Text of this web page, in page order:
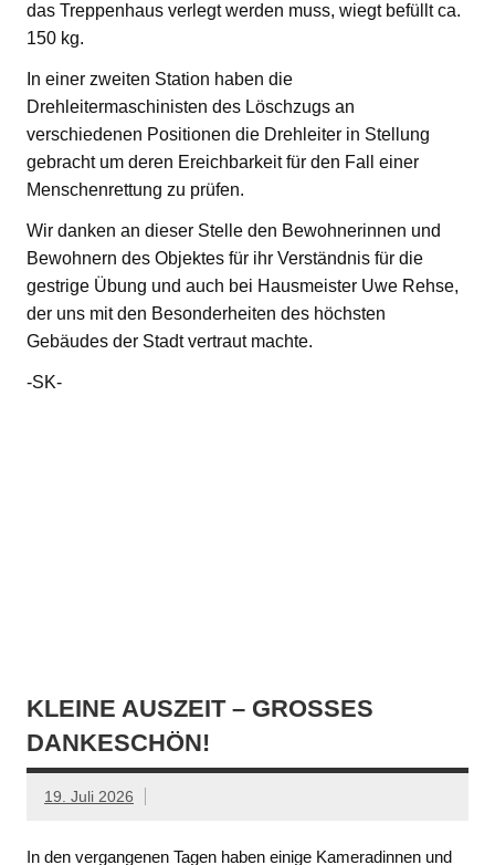
das Treppenhaus verlegt werden muss, wiegt befüllt ca.
150 kg.
In einer zweiten Station haben die
Drehleitermaschinisten des Löschzugs an
verschiedenen Positionen die Drehleiter in Stellung
gebracht um deren Ereichbarkeit für den Fall einer
Menschenrettung zu prüfen.
Wir danken an dieser Stelle den Bewohnerinnen und
Bewohnern des Objektes für ihr Verständnis für die
gestrige Übung und auch bei Hausmeister Uwe Rehse,
der uns mit den Besonderheiten des höchsten
Gebäudes der Stadt vertraut machte.
-SK-
KLEINE AUSZEIT – GROSSES D
ANKESCHÖN!
19. Juli 2026
In den vergangenen Tagen haben einige Kameradinnen und